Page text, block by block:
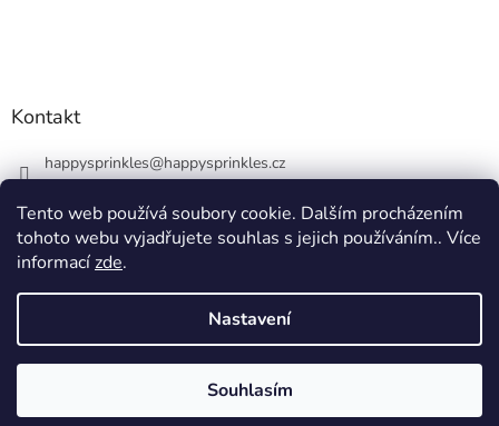
Tento web používá soubory cookie. Dalším procházením
tohoto webu vyjadřujete souhlas s jejich používáním.. Více
informacízde.
Nastavení
Souhlasím
Kontakt
happysprinkles@happysprinkles.cz
Vytvořil Shoptet
happysprinkles.cz 🧁. Všechna práva vyhrazena.